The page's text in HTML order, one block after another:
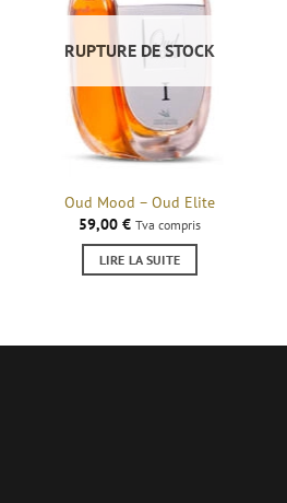
RUPTURE DE STOCK
Oud Mood – Oud Elite
59,00€ Tva compris
LIRE LA SUITE